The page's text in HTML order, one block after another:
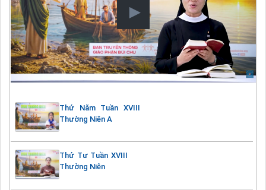
Thứ Năm Tuần XVIII
Thường Niên A
Thứ Tư Tuần XVIII
Thường Niên